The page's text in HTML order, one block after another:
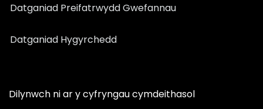
Datganiad Preifatrwydd Gwefannau
Datganiad Hygyrchedd
Dilynwch ni ar y cyfryngau cymdeithasol